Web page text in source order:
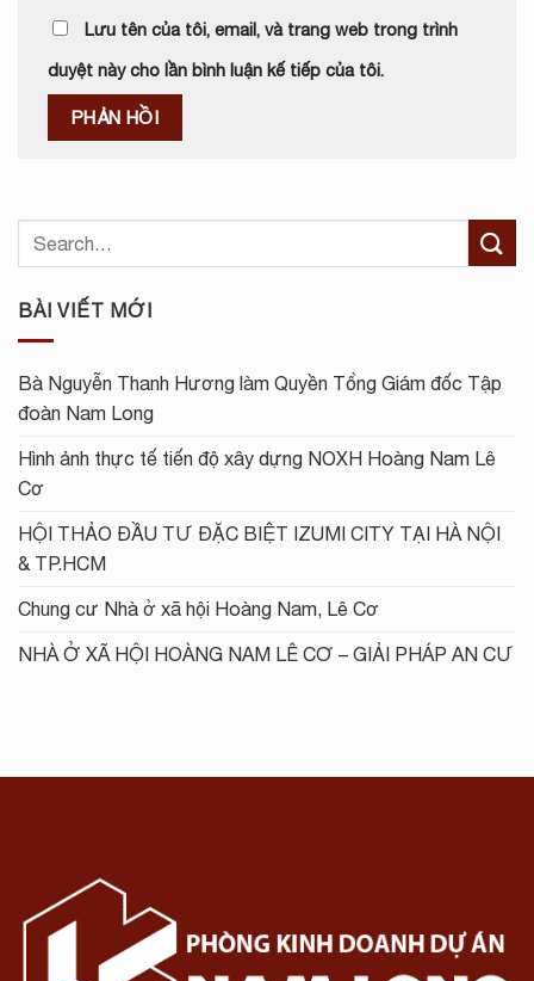
Lưu tên của tôi, email, và trang web trong trình
duyệt này cho lần bình luận kế tiếp của tôi.
BÀI VIẾT MỚI
Bà Nguyễn Thanh Hương làm Quyền Tổng Giám đốc Tập
đoàn Nam Long
Hình ảnh thực tế tiến độ xây dựng NOXH Hoàng Nam Lê
Cơ
HỘI THẢO ĐẦU TƯ ĐẶC BIỆT IZUMI CITY TẠI HÀ NỘI
& TP.HCM
Chung cư Nhà ở xã hội Hoàng Nam, Lê Cơ
NHÀ Ở XÃ HỘI HOÀNG NAM LÊ CƠ – GIẢI PHÁP AN CƯ